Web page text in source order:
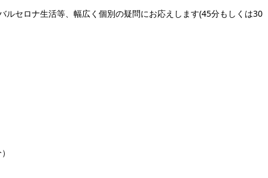
セロナ生活等、幅広く個別の疑問にお応えします(45分もしくは30